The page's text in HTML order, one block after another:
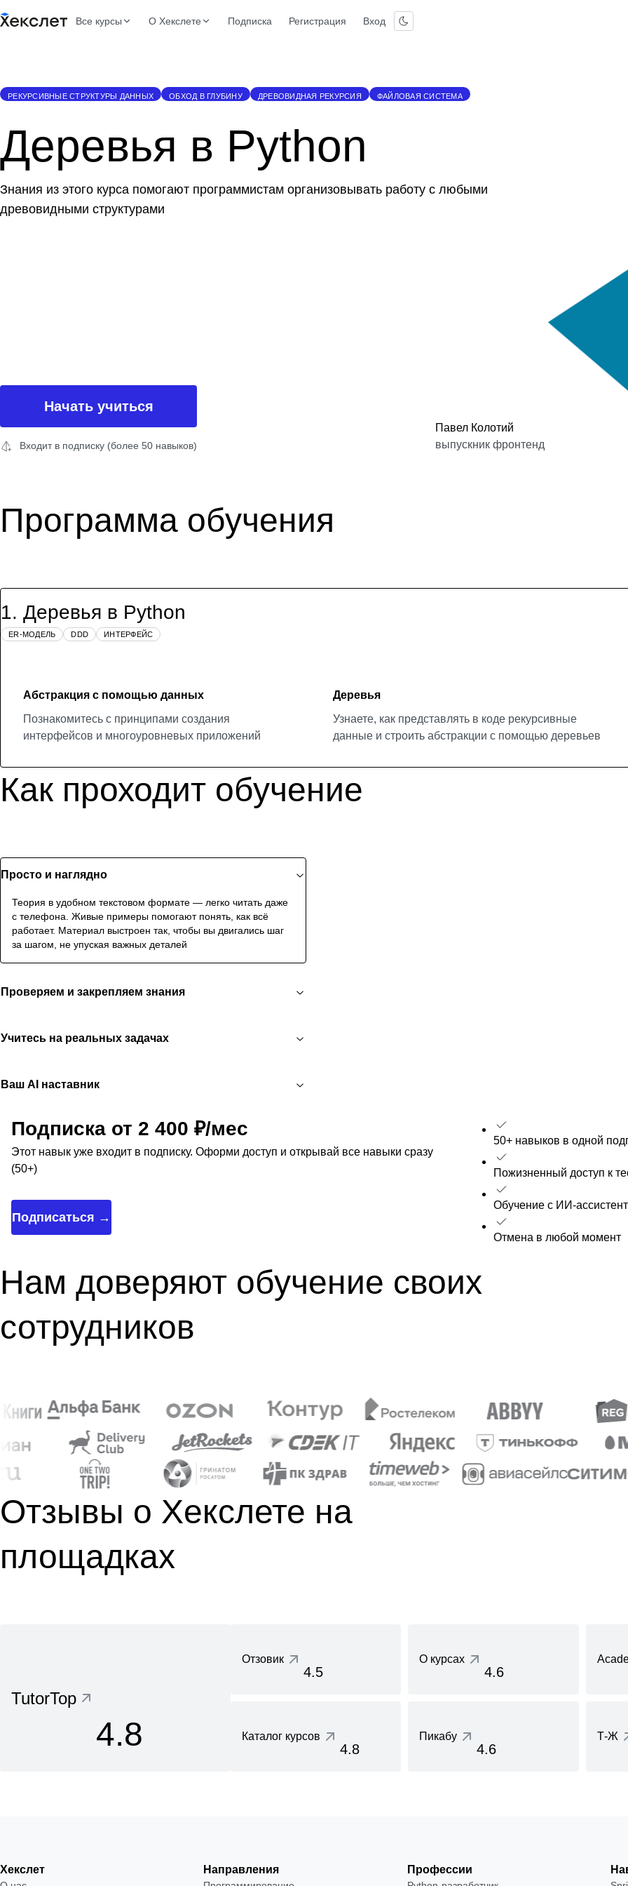
Все курсы О Хекслете Подписка Регистрация Вход
РЕКУРСИВНЫЕ СТРУКТУРЫ ДАННЫХ ОБХОД В ГЛУБИНУ ДРЕВОВИДНАЯ РЕКУРСИЯ ФАЙЛОВАЯ СИСТЕМА
Деревья в Python
Знания из этого курса помогают программистам организовывать работу с любыми
древовидными структурами
Начать учиться
Входит в подписку (более 50 навыков)
Павел Колотий
выпускник фронтенд
Программа обучения
1. Деревья в Python
ER-МОДЕЛЬ DDD ИНТЕРФЕЙС
Абстракция с помощью данных
Познакомитесь с принципами создания
интерфейсов и многоуровневых приложений
Деревья
Узнаете, как представлять в коде рекурсивные
данные и строить абстракции с помощью деревьев
Как проходит обучение
Просто и наглядно
Теория в удобном текстовом формате — легко читать даже
с телефона. Живые примеры помогают понять, как всё
работает. Материал выстроен так, чтобы вы двигались шаг
за шагом, не упуская важных деталей
Проверяем и закрепляем знания
Учитесь на реальных задачах
Ваш AI наставник
Подписка от 2 400 ₽/мес
Этот навык уже входит в подписку. Оформи доступ и открывай все навыки сразу
(50+)
Подписаться →
50+ навыков в одной
Пожизненный доступ к
Обучение с ИИ-
Отмена в любой момент
Нам доверяют обучение своих
сотрудников
Отзывы о Хекслете на
площадках
TutorTop
4.8
Отзовик
4.5
О курсах
4.6
Каталог курсов
4.8
Пикабу
4.6
Т-Ж
Хекслет Направления Профессии